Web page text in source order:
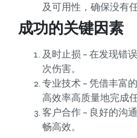
及可用性，确保没有
成功的关键因素
及时止损 – 在发现错
次伤害。
专业技术 – 凭借丰富
高效率高质量地完成任
客户合作 – 良好的沟
畅高效。